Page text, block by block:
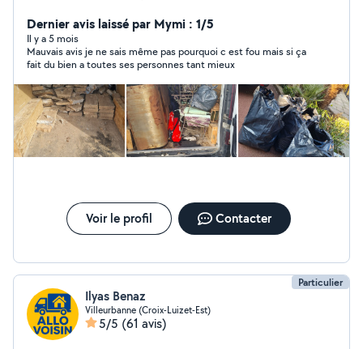
service, contactez moi :)
Dernier avis laissé par Mymi : 1/5
Il y a 5 mois
Mauvais avis je ne sais même pas pourquoi c est fou mais si ça
fait du bien a toutes ses personnes tant mieux
Voir le profil Contacter
Particulier
Ilyas Benaz
Villeurbanne (Croix-Luizet-Est)
5/5 (61 avis)